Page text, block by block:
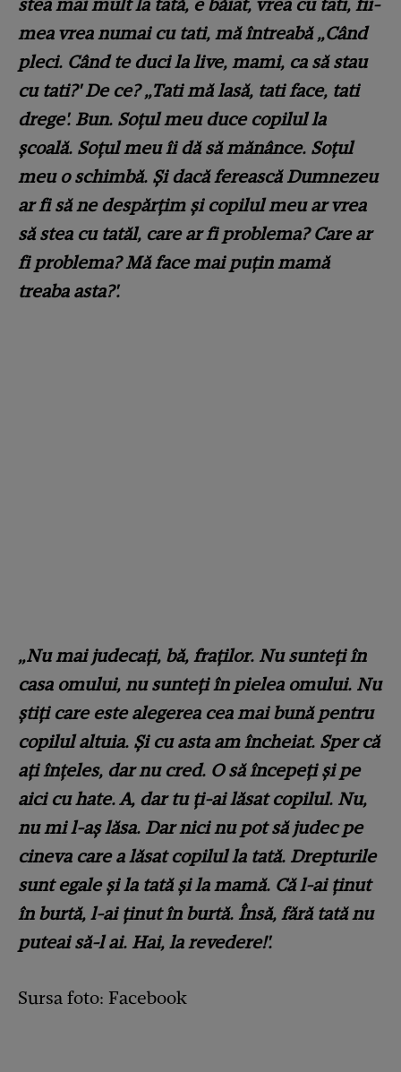
stea mai mult la tată, e băiat, vrea cu tati, fii-
mea vrea numai cu tati, mă întreabă „Când
pleci. Când te duci la live, mami, ca să stau
cu tati?' De ce? „Tati mă lasă, tati face, tati
drege'. Bun. Soțul meu duce copilul la
școală. Soțul meu îi dă să mănânce. Soțul
meu o schimbă. Și dacă ferească Dumnezeu
ar fi să ne despărțim și copilul meu ar vrea
să stea cu tatăl, care ar fi problema? Care ar
fi problema? Mă face mai puțin mamă
treaba asta?'.
„Nu mai judecați, bă, fraților. Nu sunteți în
casa omului, nu sunteți în pielea omului. Nu
știți care este alegerea cea mai bună pentru
copilul altuia. Și cu asta am încheiat. Sper că
ați înțeles, dar nu cred. O să începeți și pe
aici cu hate. A, dar tu ți-ai lăsat copilul. Nu,
nu mi l-aș lăsa. Dar nici nu pot să judec pe
cineva care a lăsat copilul la tată. Drepturile
sunt egale și la tată și la mamă. Că l-ai ținut
în burtă, l-ai ținut în burtă. Însă, fără tată nu
puteai să-l ai. Hai, la revedere!'.
Sursa foto: Facebook